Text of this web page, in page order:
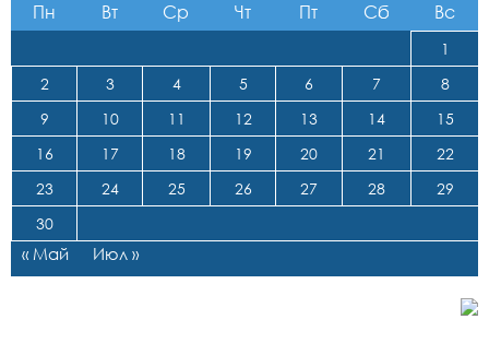
Пн
Вт Ср Чт Пт Сб Вс
1
2
3 4 5 6 7
8
9
10 11 12 13 14
15
16
17 18 19 20 21
22
23
24 25 26 27 28
29
30
« Май Июл »